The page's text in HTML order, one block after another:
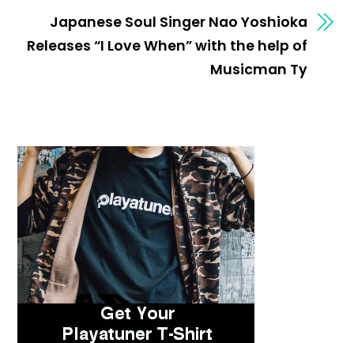
Japanese Soul Singer Nao Yoshioka
Releases “I Love When” with the help of
Musicman Ty